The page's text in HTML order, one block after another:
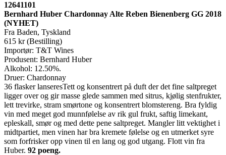
12641101
Bernhard Huber Chardonnay Alte Reben Bienenberg GG 2018
(NYHET)
Fra Baden, Tyskland
615 kr (Bestilling)
Importør: T&T Wines
Produsent: Bernhard Huber
Alkohol: 12.50%.
Druer: Chardonnay
36 flasker lanseresTett og konsentrert på duft der det fine saltpreget
ligger over og gir masse glede sammen med sitrus, kjølig stenfrukter,
lett trevirke, stram smørtone og konsentrert blomstereng. Bra fyldig
vin med meget god munnfølelse av rik gul frukt, saftig limekant,
epleskall, smør og med dette pene saltpreget. Mangler litt vektighet i
midtpartiet, men vinen har bra kremete følelse og en utmerket syre
som forfrisker opp vinen til en lang og god utgang. Flott vin fra
Huber. 92 poeng.